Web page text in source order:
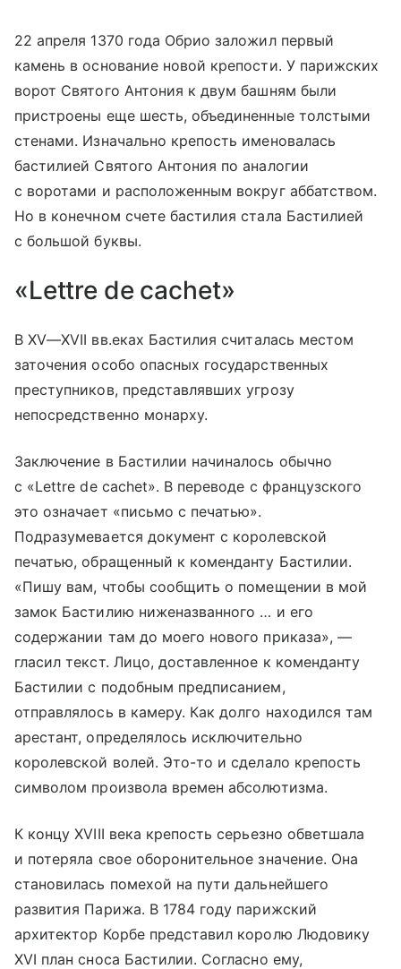
22 апреля 1370 года Обрио заложил первый
камень в основание новой крепости. У парижских
ворот Святого Антония к двум башням были
пристроены еще шесть, объединенные толстыми
стенами. Изначально крепость именовалась
бастилией Святого Антония по аналогии
с воротами и расположенным вокруг аббатством.
Но в конечном счете бастилия стала Бастилией
с большой буквы.
«Lettre de cachet»
ВXV—XVII вв.еках Бастилия считалась местом
заточения особо опасных государственных
преступников, представлявших угрозу
непосредственно монарху.
Заключение в Бастилии начиналось обычно
с «Lettre de cachet». В переводе с французского
это означает «письмо с печатью».
Подразумевается документ с королевской
печатью, обращенный к коменданту Бастилии.
«Пишу вам, чтобы сообщить о помещении в мой
замок Бастилию ниженазванного … и его
содержании там до моего нового приказа», —
гласил текст. Лицо, доставленное к коменданту
Бастилии с подобным предписанием,
отправлялось в камеру. Как долго находился там
арестант, определялось исключительно
королевской волей. Это-то и сделало крепость
символом произвола времен абсолютизма.
К концу XVIII века крепость серьезно обветшала
и потеряла свое оборонительное значение. Она
становилась помехой на пути дальнейшего
развития Парижа. В 1784 году парижский
архитектор Корбе представил королю Людовику
XVI план сноса Бастилии. Согласно ему,